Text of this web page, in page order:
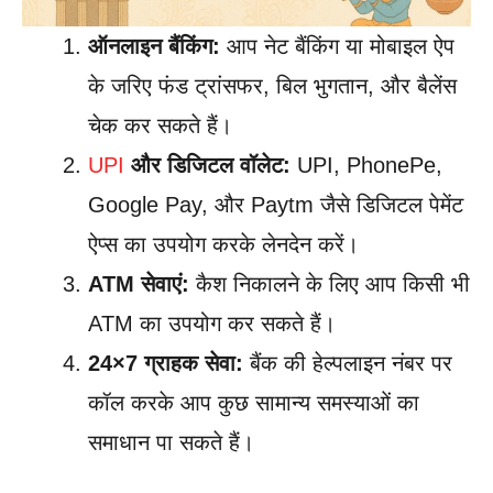
ऑनलाइन बैंकिंग: आप नेट बैंकिंग या मोबाइल ऐप
के जरिए फंड ट्रांसफर, बिल भुगतान, और बैलेंस
चेक कर सकते हैं।
UPI और डिजिटल वॉलेट: UPI, PhonePe,
Google Pay, और Paytm जैसे डिजिटल पेमेंट
ऐप्स का उपयोग करके लेनदेन करें।
ATM सेवाएं: कैश निकालने के लिए आप किसी भी
ATM का उपयोग कर सकते हैं।
24×7 ग्राहक सेवा: बैंक की हेल्पलाइन नंबर पर
कॉल करके आप कुछ सामान्य समस्याओं का
समाधान पा सकते हैं।